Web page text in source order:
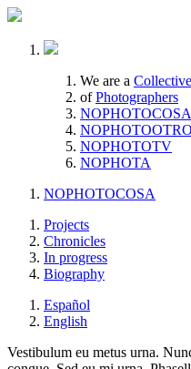
We are a Collective
of Photographers
NOPHOTOCOSA
NOPHOTOOTRO
NOPHOTOTV
NOPHOTA
NOPHOTOCOSA
Projects
Chronicles
In progress
Biography
Español
English
Vestibulum eu metus urna.